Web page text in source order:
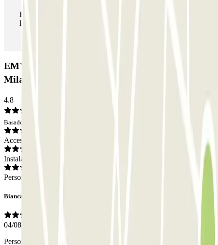
Durante tu estancia podrás entrar y salir del parking todas
las veces que quieras.
EMYCARPARKING - Shuttle - Aeroporto di
Milano Malpensa (Scoperto): Opiniones
4.8
Basado en 3 opiniones
Acceso
Instalaciones
Personal
Bianca Maria
04/08/2026
Personale gentile e puntuale, è andato tutto liscio! consigliato!